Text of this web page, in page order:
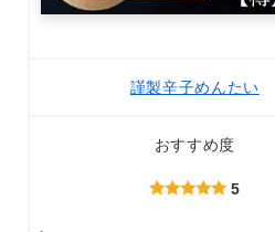
謹製辛子めんたい
おすすめ度
5